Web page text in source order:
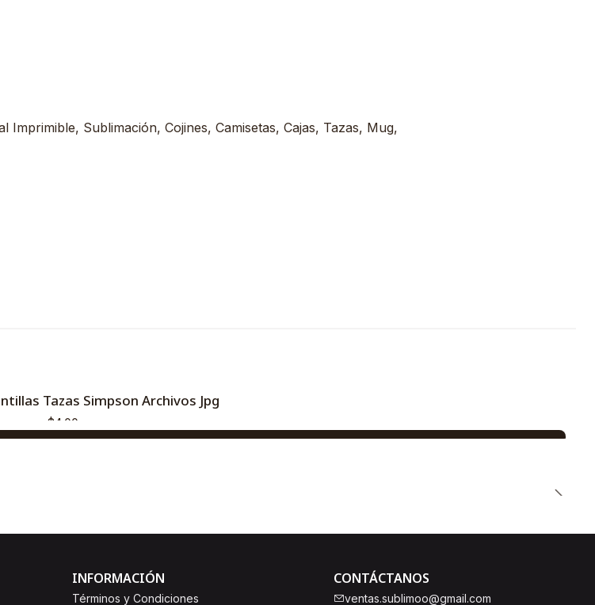
Sublimación, Cojines, Camisetas, Cajas, Tazas, Mug,
Tazas Simpson Archivos Jpg
$4,00
INFORMACIÓN
Términos y Condiciones
CONTÁCTANOS
ventas.sublimoo@gmail.com